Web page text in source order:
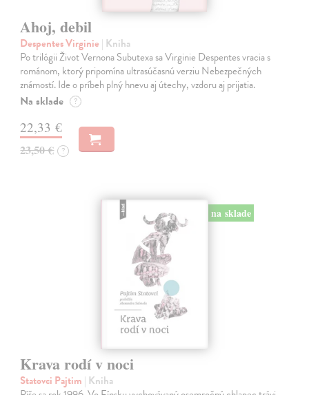
Ahoj, debil
Despentes Virginie | Kniha
Po trilógii Život Vernona Subutexa sa Virginie Despentes vracia s
románom, ktorý pripomína ultrasúčasnú verziu Nebezpečných
známostí. Ide o príbeh plný hnevu aj útechy, vzdoru aj prijatia.
Na sklade ?
22,33 €
23,50 € ?
na sklade
Krava rodí v noci
Statovci Pajtim | Kniha